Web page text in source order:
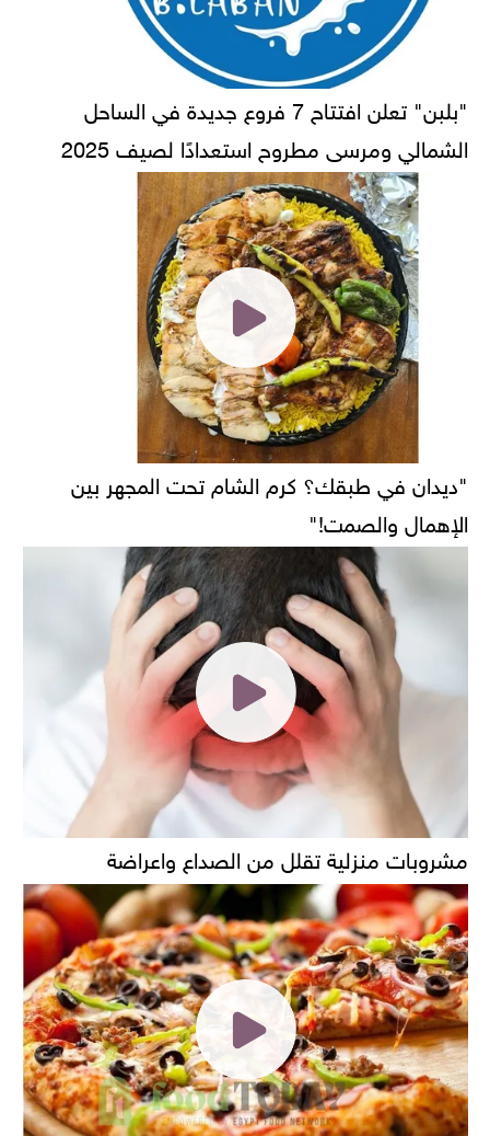
"بلبن" تعلن افتتاح 7 فروع جديدة في الساحل
الشمالي ومرسى مطروح استعدادًا لصيف 2025
"ديدان في طبقك؟ كرم الشام تحت المجهر بين
الإهمال والصمت!"
مشروبات منزلية تقلل من الصداع واعراضة